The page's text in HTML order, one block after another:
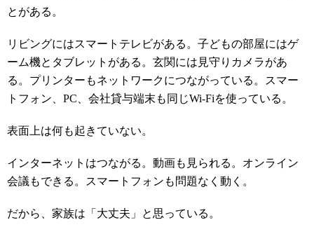
とがある。
リビングにはスマートテレビがある。子どもの部屋にはゲ
ーム機とタブレットがある。玄関には見守りカメラがあ
る。プリンターもネットワークにつながっている。スマー
トフォン、PC、会社貸与端末も同じWi-Fiを使っている。
表面上は何も起きていない。
インターネットはつながる。動画も見られる。オンライン
会議もできる。スマートフォンも問題なく動く。
だから、家族は「大丈夫」と思っている。